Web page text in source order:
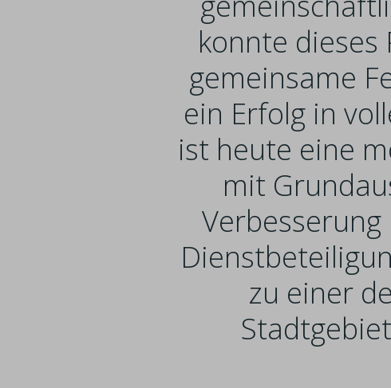
konnte dieses
gemeinsame
ein Erfolg in
ist heute eine
mit
zu einer